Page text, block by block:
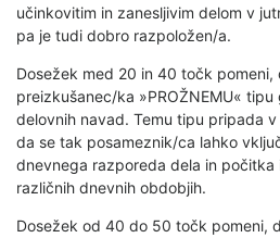
učinkovitim in zanesljivim delom v
pa je tudi dobro razpoložen/a.
Dosežek med 20 in 40 točk pomeni,
preizkušanec/ka »PROŽNEMU« tipu
delovnih navad. Temu tipu pripada
da se tak posameznik/ca lahko
dnevnega razporeda dela in
različnih dnevnih obdobjih.
Dosežek od 40 do 50 točk pomeni,